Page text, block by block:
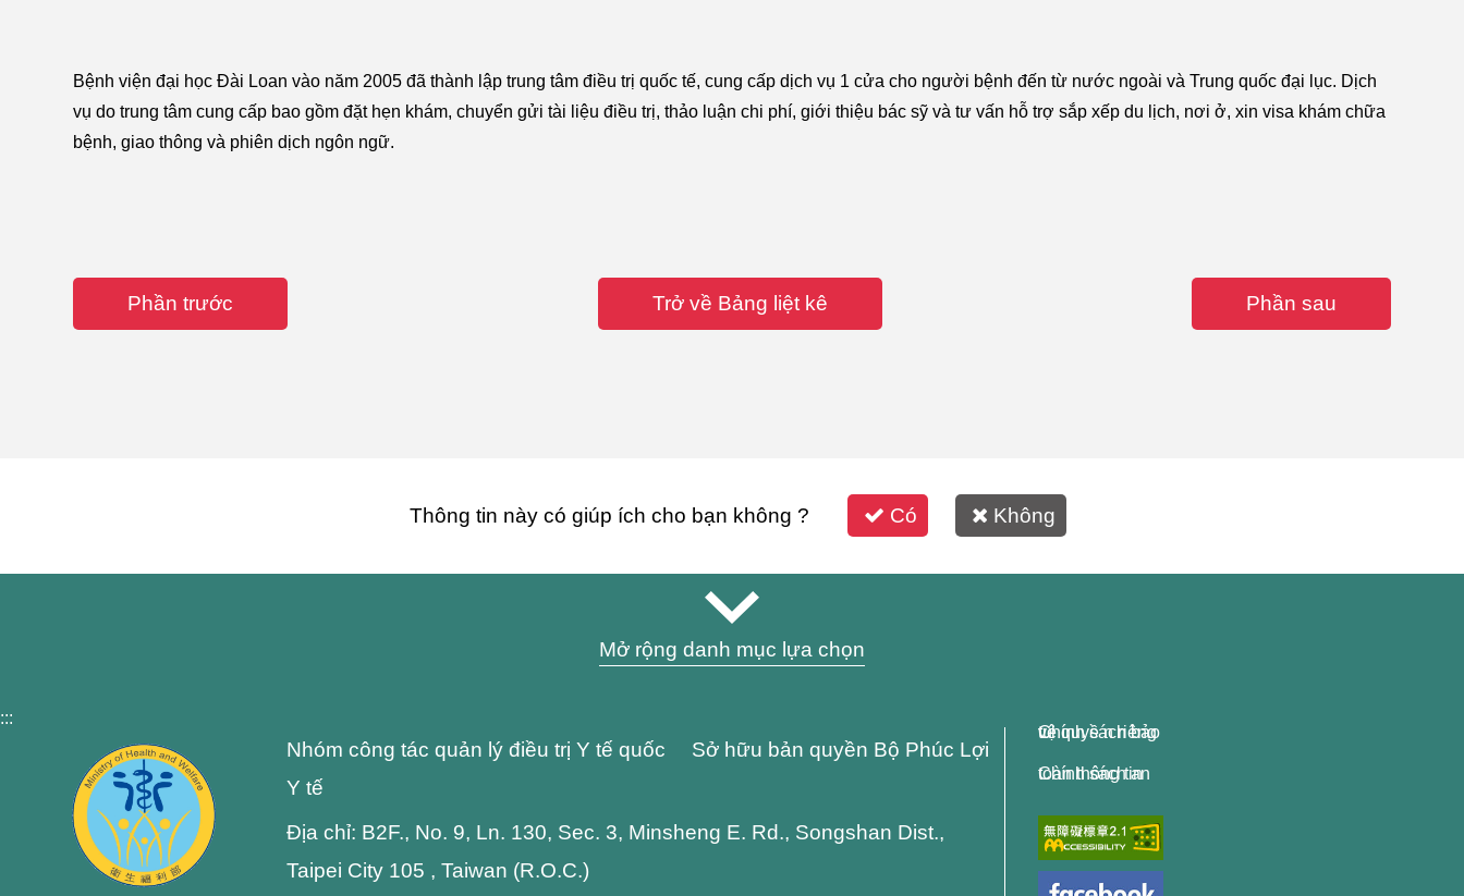
Bệnh viện đại học Đài Loan vào năm 2005 đã thành lập trung tâm điều trị quốc tế, cung cấp dịch vụ 1 cửa cho người bệnh đến từ nước ngoài và Trung quốc đại lục. Dịch
vụ do trung tâm cung cấp bao gồm đặt hẹn khám, chuyển gửi tài liệu điều trị, thảo luận chi phí, giới thiệu bác sỹ và tư vấn hỗ trợ sắp xếp du lịch, nơi ở, xin visa khám chữa
bệnh, giao thông và phiên dịch ngôn ngữ.
Phần trước Trở về Bảng liệt kê Phần sau
Thông tin này có giúp ích cho bạn không ? Có Không
Mở rộng danh mục lựa chọn
:::
Nhóm công tác quản lý điều trị Y tế quốc Sở hữu bản quyền Bộ Phúc Lợi
Y tế
Địa chỉ: B2F., No. 9, Ln. 130, Sec. 3, Minsheng E. Rd., Songshan Dist.,
Taipei City 105 , Taiwan (R.O.C.)
Chính sách bảo vệ quyề n riêng tư
Chính sách an toàn thông tin